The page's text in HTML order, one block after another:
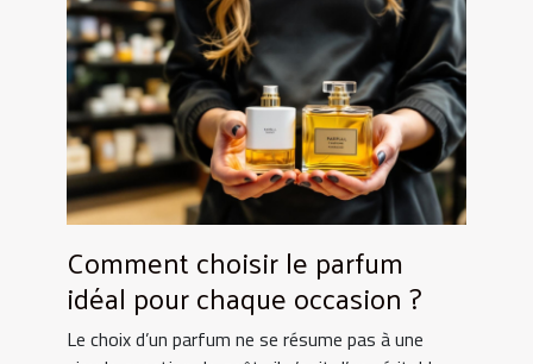
Comment choisir le parfum
idéal pour chaque occasion ?
Le choix d’un parfum ne se résume pas à une